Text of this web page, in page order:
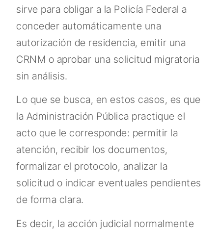
sirve para obligar a la Policía Federal a
conceder automáticamente una
autorización de residencia, emitir una
CRNM o aprobar una solicitud migratoria
sin análisis.
Lo que se busca, en estos casos, es que
la Administración Pública practique el
acto que le corresponde: permitir la
atención, recibir los documentos,
formalizar el protocolo, analizar la
solicitud o indicar eventuales pendientes
de forma clara.
Es decir, la acción judicial normalmente